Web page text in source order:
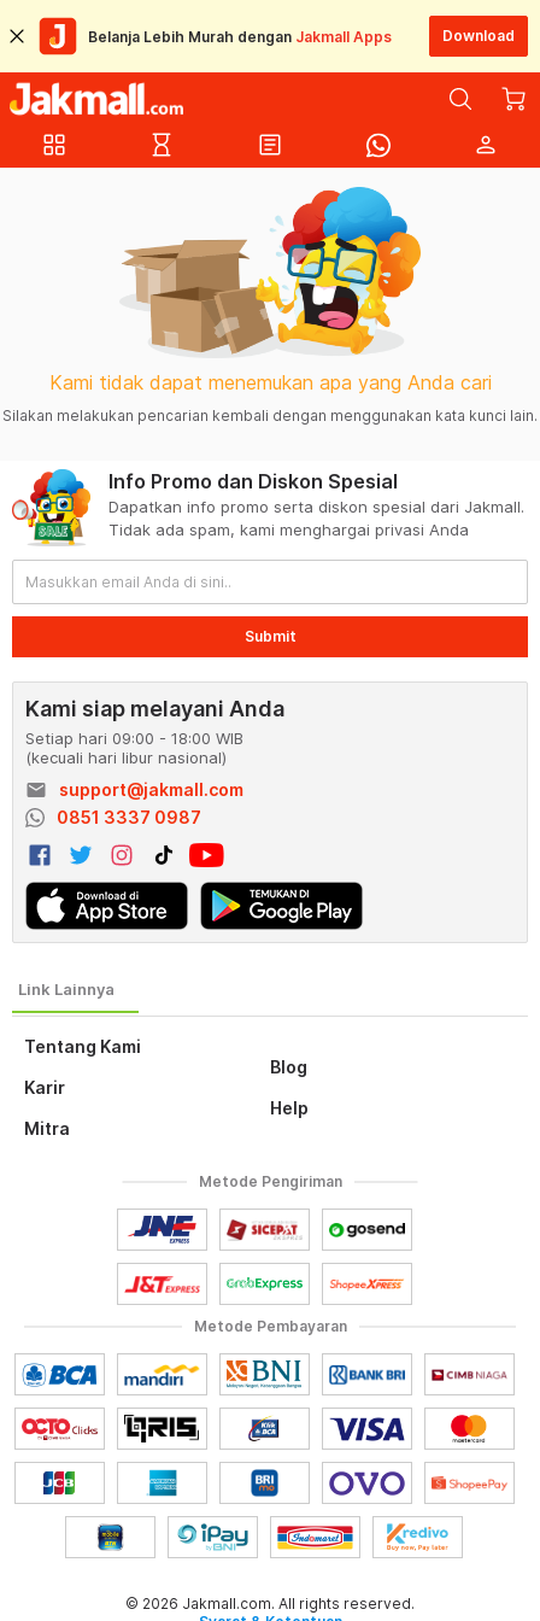
Belanja Lebih Murah dengan Jakmall Apps Download
grid_view hourglass_empty article person
Kami tidak dapat menemukan apa yang Anda cari
Silakan melakukan pencarian kembali dengan menggunakan kata kunci lain.
Tentang Kami
Karir
Mitra
Blog
Help
Info Promo dan Diskon Spesial
Dapatkan info promo serta diskon spesial dari Jakmall.
Tidak ada spam, kami menghargai privasi Anda
Submit
Kami siap melayani Anda
Setiap hari 09:00 - 18:00 WIB
(kecuali hari libur nasional)
email
support@jakmall.com
0851 3337 0987
Metode Pembayaran
Metode Pengiriman
© 2026 Jakmall.com. All rights reserved.